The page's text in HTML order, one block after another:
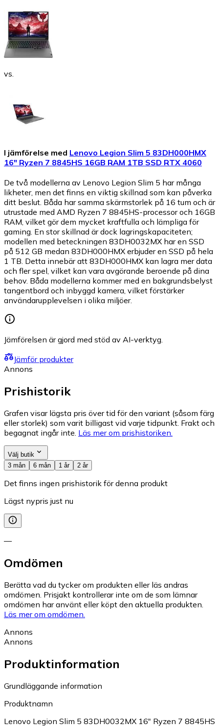
vs.
I jämförelse med Lenovo Legion Slim 5 83DH000HMX
16" Ryzen 7 8845HS 16GB RAM 1TB SSD RTX 4060
De två modellerna av Lenovo Legion Slim 5 har många
likheter, men det finns en viktig skillnad som kan påverka
ditt beslut. Båda har samma skärmstorlek på 16 tum och är
utrustade med AMD Ryzen 7 8845HS-processor och 16GB
RAM, vilket gör dem mycket kraftfulla och lämpliga för
gaming. En stor skillnad är dock lagringskapaciteten;
modellen med beteckningen 83DH0032MX har en SSD
på 512 GB medan 83DH000HMX erbjuder en SSD på hela
1 TB. Detta innebär att 83DH000HMX kan lagra mer data
och fler spel, vilket kan vara avgörande beroende på dina
behov. Båda modellerna kommer med en bakgrundsbelyst
tangentbord och inbyggd kamera, vilket förstärker
användarupplevelsen i olika miljöer.
Jämförelsen är gjord med stöd av AI-verktyg.
Jämför produkter
Annons
Prishistorik
Grafen visar lägsta pris över tid för den variant (såsom färg
eller storlek) som varit billigast vid varje tidpunkt. Frakt och
begagnat ingår inte. Läs mer om prishistoriken.
Välj butik
3 mån
6 mån 1 år 2 år
Det finns ingen prishistorik för denna produkt
Lägst nypris just nu
—
Omdömen
Berätta vad du tycker om produkten eller läs andras
omdömen. Prisjakt kontrollerar inte om de som lämnar
omdömen har använt eller köpt den aktuella produkten.
Läs mer om omdömen.
Annons
Annons
Produktinformation
Grundläggande information
Produktnamn
Lenovo Legion Slim 5 83DH0032MX 16" Ryzen 7 8845HS